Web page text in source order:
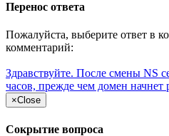
Перенос ответа
Пожалуйста, выберите ответ в
комментарий:
Здравствуйте. После смены NS
часов, прежде чем домен начнет
×Close
Сокрытие вопроса